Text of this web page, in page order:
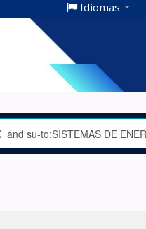
Idiomas